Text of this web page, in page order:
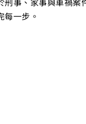
每一步。